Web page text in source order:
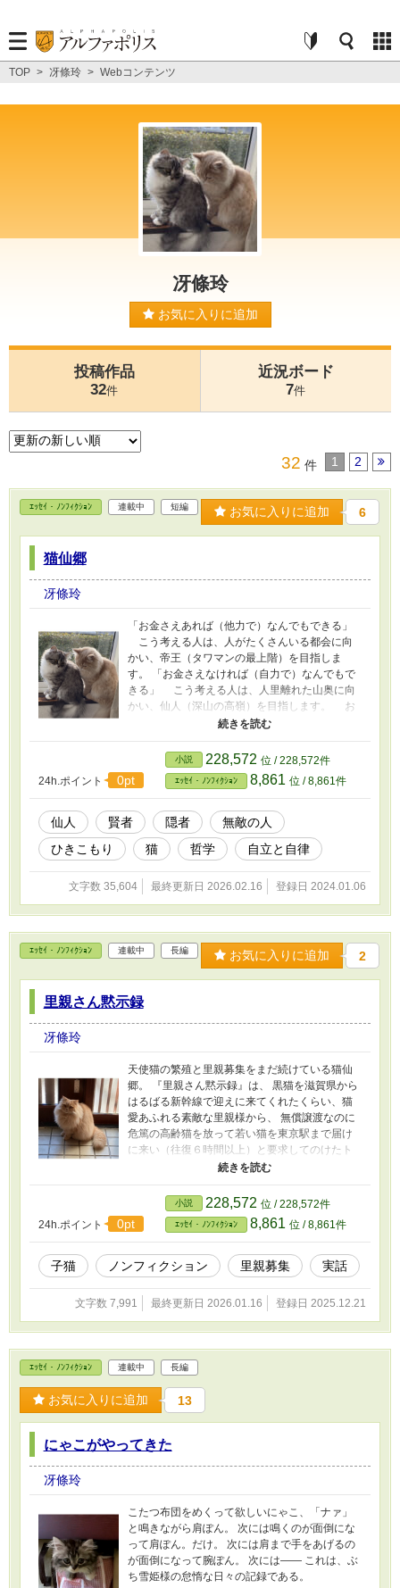
TOP > 冴條玲 > Webコンテンツ
冴條玲
お気に入りに追加
投稿作品
32件
近況ボード
7件
32 件 1 2
ｴｯｾｲ・ﾉﾝﾌｨｸｼｮﾝ 連載中 短編 お気に入りに追加 6
猫仙郷
冴條玲
「お金さえあれば（他力で）なんでもできる」
こう考える人は、人がたくさんいる都会に向
かい、帝王（タワマンの最上階）を目指しま
す。 「お金さえなければ（自力で）なんでもで
きる」 こう考える人は、人里離れた山奥に向
かい、仙人（深山の高嶺）を目指します。 お
金とは、他人に何かをしてもらうためにあるも
の。 他人に何かをしてもらわなくても、なん
でもできれば、お金がいらなくなる。 だか
ら、古今東西、仙人や賢者は人里離れた山奥に
隠棲している―― だとしても、「お金さえな
ければなんでもできる」って、どゆこと？ な
んでもできればお金はいらない、と主張しよう
として、なんか間違った？ いいえ、お金さえ
なければなんでもできるんですよ？ ヒント
24h.ポイント 0pt
小説 228,572 位 / 228,572件
ｴｯｾｲ・ﾉﾝﾌｨｸｼｮﾝ 8,861 位 / 8,861件
仙人 賢者 隠者
無敵の人
ひきこもり
猫 哲学 自立と自律
文字数 35,604 最終更新日 2026.02.16 登録日 2024.01.06
ｴｯｾｲ・ﾉﾝﾌｨｸｼｮﾝ 連載中 長編 お気に入りに追加 2
里親さん黙示録
冴條玲
天使猫の繁殖と里親募集をまだ続けている猫仙
郷。 『里親さん黙示録』は、 黒猫を滋賀県から
はるばる新幹線で迎えに来てくれたくらい、猫
愛あふれる素敵な里親様から、 無償譲渡なのに
危篤の高齢猫を放って若い猫を東京駅まで届け
に来い（往復６時間以上）と要求してのけたト
ンデモ里親様まで、 応募してきた、良い意味で
も悪い意味でも驚くべき里親様がたの、ふるま
いの記録です。 これから猫を迎える方々が、 素
敵な里親様の深い猫愛を見習い、猫愛皆無のト
ンデモ里親様を反面教師に、 新たなる『素敵な
里親様』になってくれることを願って。
24h.ポイント 0pt
小説 228,572 位 / 228,572件
ｴｯｾｲ・ﾉﾝﾌｨｸｼｮﾝ 8,861 位 / 8,861件
子猫 ノンフィクション 里親募集 実話
文字数 7,991 最終更新日 2026.01.16 登録日 2025.12.21
ｴｯｾｲ・ﾉﾝﾌｨｸｼｮﾝ 連載中 長編
お気に入りに追加 13
にゃこがやってきた
冴條玲
こたつ布団をめくって欲しいにゃこ、「ナァ」
と鳴きながら肩ぽん。 次には鳴くのが面倒にな
って肩ぽん。だけ。 次には肩まで手をあげるの
が面倒になって腕ぽん。 次には―― これは、ぶ
ち雪姫様の怠惰な日々の記録である。